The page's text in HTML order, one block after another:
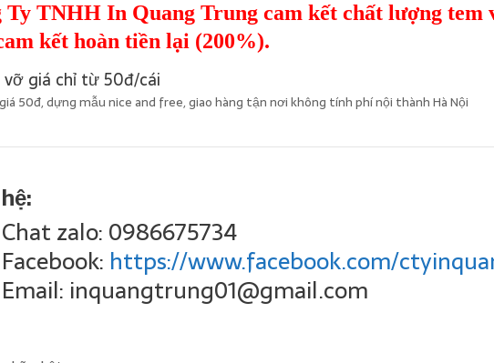
Ty TNHH In Quang Trung cam kết chất lượng tem
kết hoàn tiền lại (200%).
50đ, dựng mẫu nice and free, giao hàng tận nơi không tính phí nội thành Hà Nội
Chat zalo: 0986675734
Facebook: https://www.facebook.com/
Email: inquangtrung01@gmail.com